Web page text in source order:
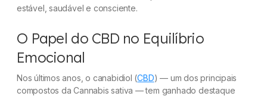
estável, saudável e consciente.
O Papel do CBD no Equilíbrio
Emocional
Nos últimos anos, o canabidiol (CBD) — um dos principais
compostos da Cannabis sativa — tem ganhado destaque